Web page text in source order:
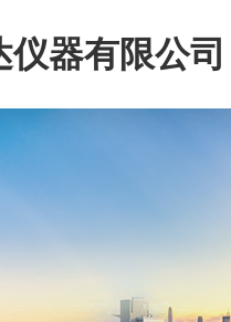
仪器有限公司